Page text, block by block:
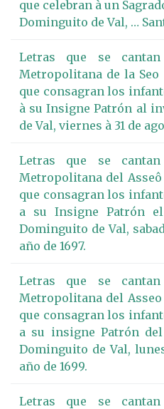
que celebran à un
Dominguito de Val, …
Letras que se
Metropolitana de la Seo
que consagran los
à su Insigne Patrón al
de Val, viernes à 31 de
Letras que se
Metropolitana del
que consagran los
a su Insigne Patrón
Dominguito de Val,
año de 1697.
Letras que se
Metropolitana del
que consagran los
a su insigne Patrón
Dominguito de Val,
año de 1699.
Letras que se